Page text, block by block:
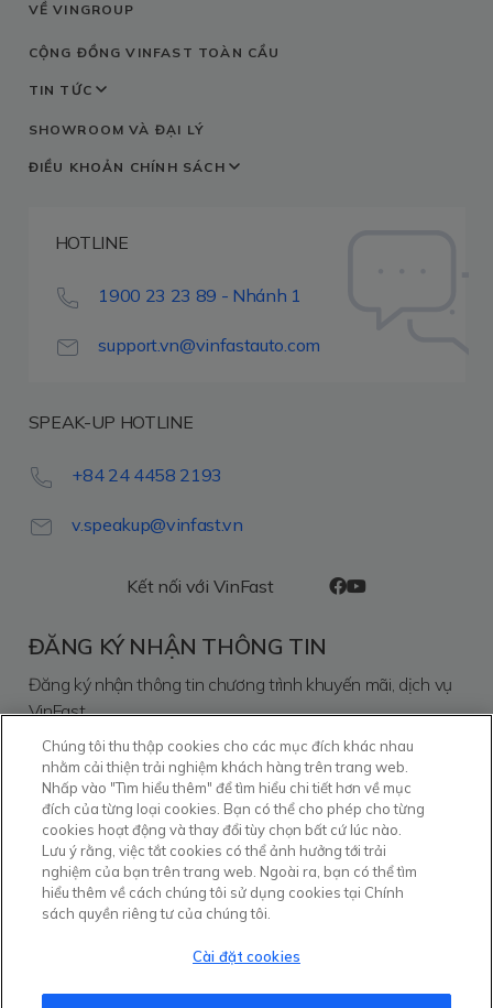
VỀ VINGROUP
CỘNG ĐỒNG VINFAST TOÀN CẦU
TIN TỨC
SHOWROOM VÀ ĐẠI LÝ
ĐIỀU KHOẢN CHÍNH SÁCH
HOTLINE
1900 23 23 89 - Nhánh 1
support.vn@vinfastauto.com
SPEAK-UP HOTLINE
+84 24 4458 2193
v.speakup@vinfast.vn
Kết nối với VinFast
ĐĂNG KÝ NHẬN THÔNG TIN
Đăng ký nhận thông tin chương trình khuyến mãi, dịch vụ
VinFast
Đăng ký
Tôi đồng ý cho phép Công ty TNHH Kinh doanh Thương mại
và Dịch vụ VinFast xử lý dữ liệu cá nhân của tôi và các
thông tin khác do tôi cung cấp cho mục đích và theo
phương thức được mô tả chi tiết tạiChính sách Bảo vệ Dữ
liệu cá nhân.
Chúng tôi thu thập cookies cho các mục đích khác nhau
nhằm cải thiện trải nghiệm khách hàng trên trang web.
Nhấp vào "Tìm hiểu thêm" để tìm hiểu chi tiết hơn về mục
đích của từng loại cookies. Bạn có thể cho phép cho từng
cookies hoạt động và thay đổi tùy chọn bất cứ lúc nào.
Lưu ý rằng, việc tắt cookies có thể ảnh hưởng tới trải
nghiệm của bạn trên trang web. Ngoài ra, bạn có thể tìm
hiểu thêm về cách chúng tôi sử dụng cookies tại Chính
sách quyền riêng tư của chúng tôi.
Cài đặt cookies